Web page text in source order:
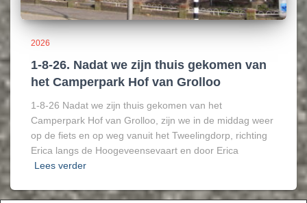
2026
1-8-26. Nadat we zijn thuis gekomen van
het Camperpark Hof van Grolloo
1-8-26 Nadat we zijn thuis gekomen van het
Camperpark Hof van Grolloo, zijn we in de middag weer
op de fiets en op weg vanuit het Tweelingdorp, richting
Erica langs de Hoogeveensevaart en door Erica
Lees verder